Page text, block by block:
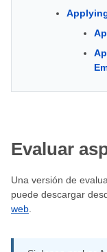
Evaluar
Una versión de
puede descargar
web.